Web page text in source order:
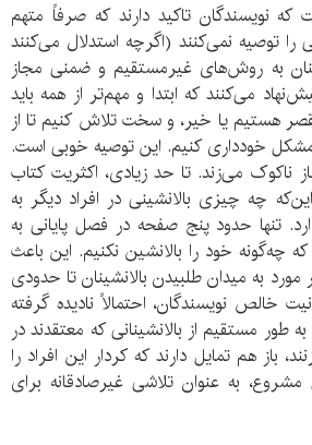
نویسندگان تاکید دارند که صرفاً متهم
را توصیه نمی‌کنند (اگرچه استدلال می‌کنند
به روش‌های غیرمستقیم و ضمنی مجاز
می‌کنند که ابتدا و مهم‌تر از همه باید
هستیم یا خیر، و سخت تلاش کنیم تا از
خودداری کنیم. این توصیه خوبی است.
ناکوک می‌زند. تا حد زیادی، اکثریت کتاب
چه چیزی بالانشینی در افراد دیگر به
تنها حدود پنج صفحه در فصل پایانی به
چه‌گونه خود را بالانشین نکنیم. این باعث
به میدان طلبیدن بالانشینان تا حدودی
خالص نویسندگان، احتمالاً نادیده گرفته
طور مستقیم از بالانشینانی که معتقدند در
باز هم تمایل دارند که کردار این افراد را
به عنوان تلاشی غیرصادقانه برای